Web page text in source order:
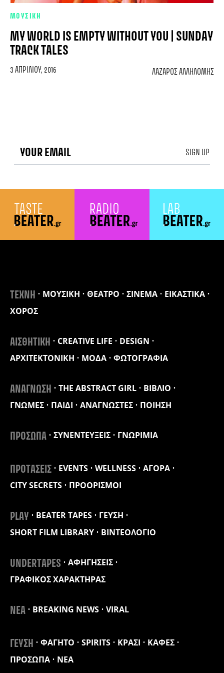
ΜΟΥΣΙΚΗ
MY WORLD IS EMPTY WITHOUT YOU | SUNDAY
TRACK TALES
3 ΑΠΡΙΛΊΟΥ, 2016 ΛΆΖΑΡΟΣ ΑΛΛΗΛΌΜΗΣ
ΤΕΧΝΗ ΜΟΥΣΙΚΗ ΘΕΑΤΡΟ ΣΙΝΕΜΑ
ΕΙΚΑΣΤΙΚΑ
ΧΟΡΟΣ
ΑΙΣΘΗΤΙΚΗ CREATIVE LIFE
DESIGN
ΑΡΧΙΤΕΚΤΟΝΙΚΗ
ΜΟΔΑ ΦΩΤΟΓΡΑΦΙΑ
ΑΝΑΓΝΩΣΗ THE ABSTRACT GIRL
ΒΙΒΛΙΟ
ΓΝΩΜΕΣ
ΠΑΙΔΙ ΑΝΑΓΝΩΣΤΕΣ ΠΟΙΗΣΗ
ΠΡΟΣΩΠΑ ΣΥΝΕΝΤΕΥΞΕΙΣ ΓΝΩΡΙΜΙΑ
ΠΡΟΤΑΣΕΙΣ EVENTS WELLNESS
ΑΓΟΡΑ
CITY SECRETS
ΠΡΟΟΡΙΣΜΟΙ
PLAY BEATER TAPES
ΓΕΥΣΗ
SHORT FILM LIBRARY
ΒΙΝΤΕΟΛΟΓΙΟ
UNDERTAPES
ΑΦΗΓΗΣΕΙΣ
ΓΡΑΦΙΚΟΣ ΧΑΡΑΚΤΗΡΑΣ
ΝΕΑ BREAKING NEWS VIRAL
ΓΕΥΣΗ ΦΑΓΗΤΟ SPIRITS ΚΡΑΣΙ
ΚΑΦΕΣ
ΠΡΟΣΩΠΑ
ΝΕΑ
SIGN UP